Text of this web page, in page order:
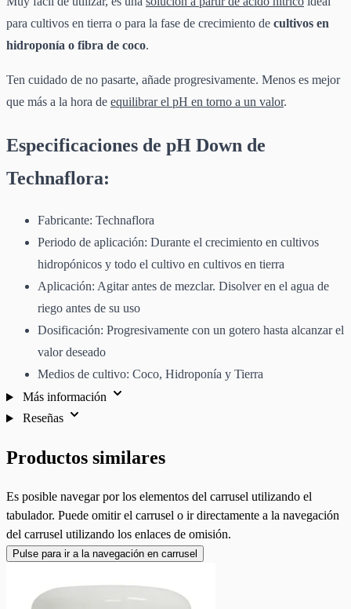
para cultivos en tierra o para la fase de crecimiento de cultivos en
hidroponía o fibra de coco.
Ten cuidado de no pasarte, añade progresivamente. Menos es mejor
que más a la hora de equilibrar el pH en torno a un valor.
Especificaciones de pH Down de
Technaflora:
Fabricante: Technaflora
Periodo de aplicación: Durante el crecimiento en cultivos
hidropónicos y todo el cultivo en cultivos en tierra
Aplicación: Agitar antes de mezclar. Disolver en el agua de
riego antes de su uso
Dosificación: Progresivamente con un gotero hasta alcanzar el
valor deseado
Medios de cultivo: Coco, Hidroponía y Tierra
Más información
Reseñas
Productos similares
Es posible navegar por los elementos del carrusel utilizando el
tabulador. Puede omitir el carrusel o ir directamente a la navegación
del carrusel utilizando los enlaces de omisión.
Pulse para ir a la navegación en carrusel